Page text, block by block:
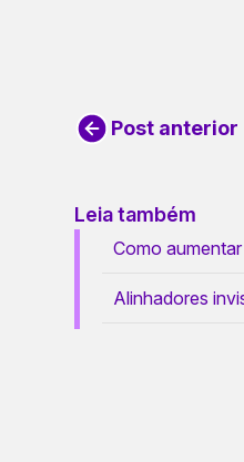
Post anterior
Leia também
Como
Alinhadores